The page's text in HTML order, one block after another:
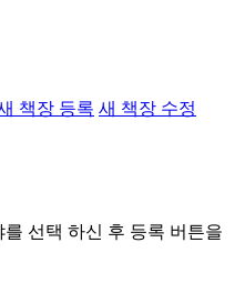
책장 등록 새 책장 수정
선택 하신 후 등록 버튼을